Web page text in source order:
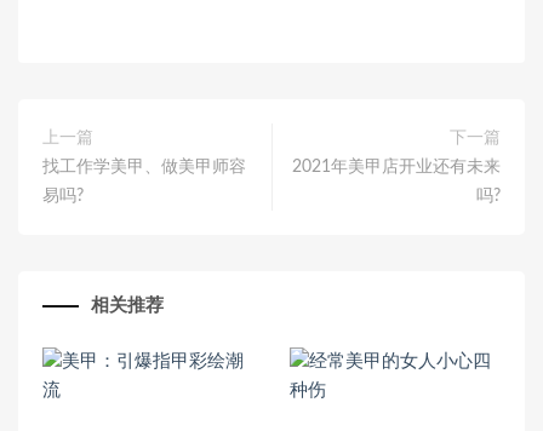
上一篇
找工作学美甲、做美甲师容
易吗?
下一篇
2021年美甲店开业还有未来
吗?
相关推荐